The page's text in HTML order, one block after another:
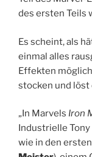
des ersten Teils
Es scheint, als
einmal alles
Effekten
stocken und löst
„In Marvels Iron
Industrielle Tony
wie in den